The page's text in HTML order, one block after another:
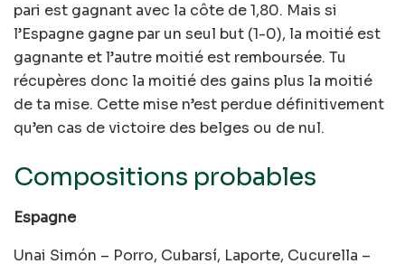
pari est gagnant avec la côte de 1,80. Mais si
l’Espagne gagne par un seul but (1-0), la moitié est
gagnante et l’autre moitié est remboursée. Tu
récupères donc la moitié des gains plus la moitié
de ta mise. Cette mise n’est perdue définitivement
qu’en cas de victoire des belges ou de nul.
Compositions probables
Espagne
Unai Simón – Porro, Cubarsí, Laporte, Cucurella –